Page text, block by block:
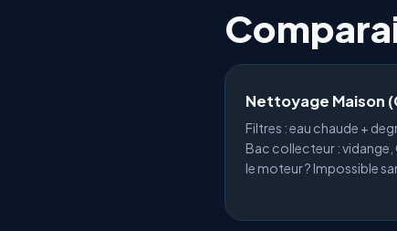
Nettoyage Maison
Filtres : eau chaude +
Bac collecteur : vidange,
le moteur ? Impossible